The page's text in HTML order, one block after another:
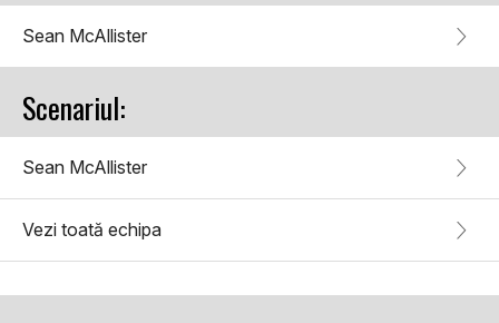
Sean McAllister
Scenariul:
Sean McAllister
Vezi toată echipa